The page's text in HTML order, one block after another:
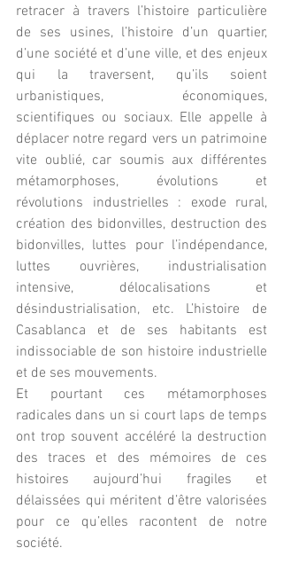
retracer à travers l’histoire particulière
de ses usines, l’histoire d’un quartier,
d’une société et d’une ville, et des enjeux
qui la traversent, qu’ils soient
urbanistiques, économiques,
scientifiques ou sociaux. Elle appelle à
déplacer notre regard vers un patrimoine
vite oublié, car soumis aux différentes
métamorphoses, évolutions et
révolutions industrielles : exode rural,
création des bidonvilles, destruction des
bidonvilles, luttes pour l’indépendance,
luttes ouvrières, industrialisation
intensive, délocalisations et
désindustrialisation, etc. L’histoire de
Casablanca et de ses habitants est
indissociable de son histoire industrielle
et de ses mouvements.
Et pourtant ces métamorphoses
radicales dans un si court laps de temps
ont trop souvent accéléré la destruction
des traces et des mémoires de ces
histoires aujourd’hui fragiles et
délaissées qui méritent d’être valorisées
pour ce qu’elles racontent de notre
société.